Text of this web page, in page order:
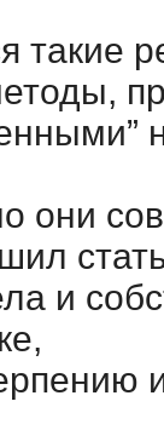
такие
они
и